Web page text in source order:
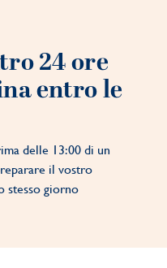
24 ore
entro le
delle 13:00 di un
il vostro
stesso giorno